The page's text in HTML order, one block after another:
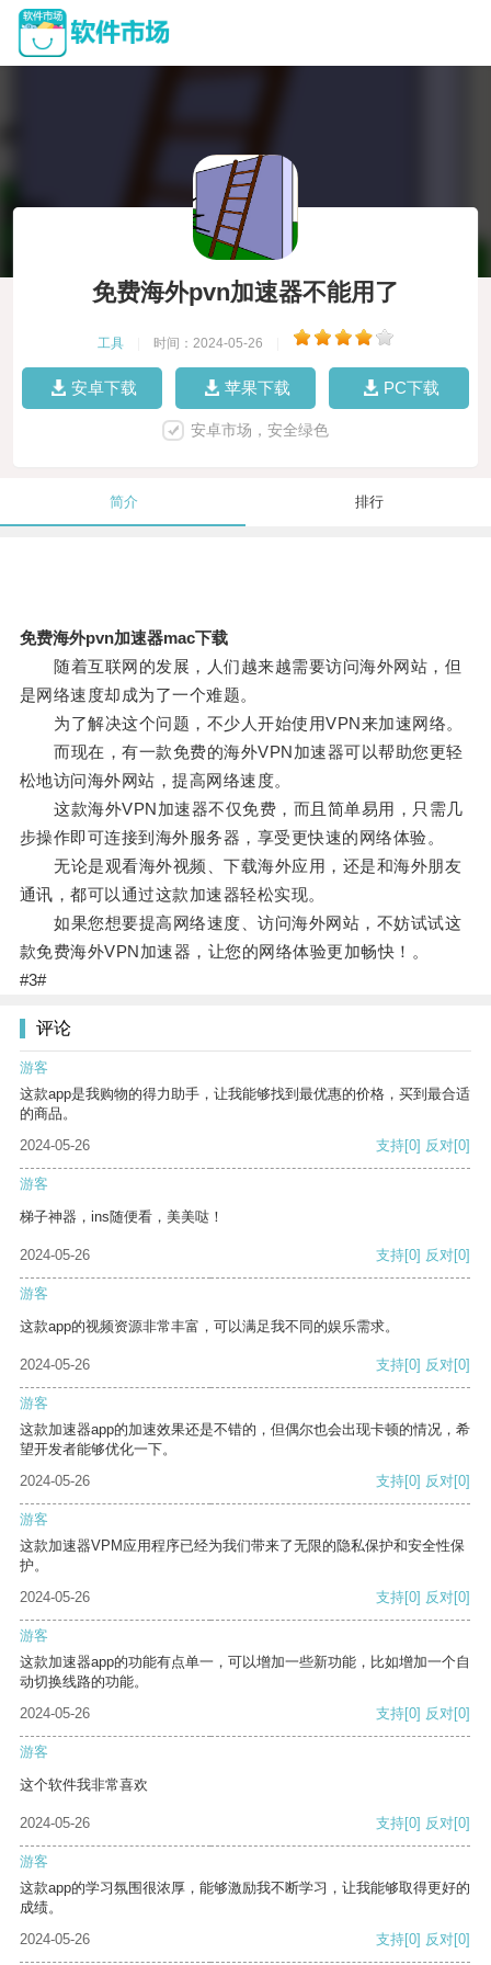
免费海外pvn加速器不能用了
工具 时间：2024-05-26
安卓下载 苹果下载 PC下载
安卓市场，安全绿色
简介 排行
免费海外pvn加速器mac下载
随着互联网的发展，人们越来越需要访问海外网站，但
是网络速度却成为了一个难题。
为了解决这个问题，不少人开始使用VPN来加速网络。
而现在，有一款免费的海外VPN加速器可以帮助您更轻
松地访问海外网站，提高网络速度。
这款海外VPN加速器不仅免费，而且简单易用，只需几
步操作即可连接到海外服务器，享受更快速的网络体验。
无论是观看海外视频、下载海外应用，还是和海外朋友
通讯，都可以通过这款加速器轻松实现。
如果您想要提高网络速度、访问海外网站，不妨试试这
款免费海外VPN加速器，让您的网络体验更加畅快！。
#3#
评论
游客
这款app是我购物的得力助手，让我能够找到最优惠的价格，买到最合适
的商品。
2024-05-26
支持[0] 反对[0]
游客
梯子神器，ins随便看，美美哒！
2024-05-26 支持[0] 反对[0]
游客
这款app的视频资源非常丰富，可以满足我不同的娱乐需求。
2024-05-26 支持[0] 反对[0]
游客
这款加速器app的加速效果还是不错的，但偶尔也会出现卡顿的情况，希
望开发者能够优化一下。
2024-05-26
支持[0] 反对[0]
游客
这款加速器VPM应用程序已经为我们带来了无限的隐私保护和安全性保
护。
2024-05-26
支持[0] 反对[0]
游客
这款加速器app的功能有点单一，可以增加一些新功能，比如增加一个自
动切换线路的功能。
2024-05-26
支持[0] 反对[0]
游客
这个软件我非常喜欢
2024-05-26 支持[0] 反对[0]
游客
这款app的学习氛围很浓厚，能够激励我不断学习，让我能够取得更好的
成绩。
2024-05-26
支持[0] 反对[0]